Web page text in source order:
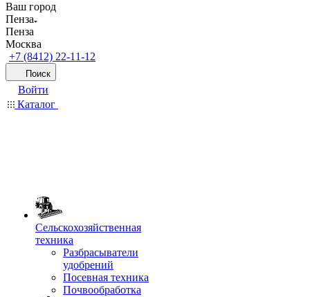
Ваш город
Пенза
Пенза
Москва
+7 (8412) 22-11-12
Поиск
Войти
Каталог
Сельскохозяйственная
техника
Разбрасыватели
удобрений
Посевная техника
Почвообработка